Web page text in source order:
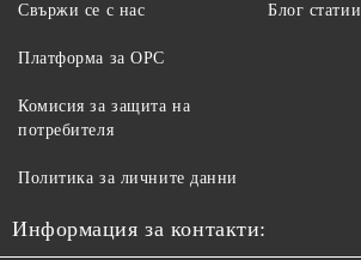
Свържи се с нас Блог статии
Платформа за ОРС
Комисия за защита на
потребителя
Политика за личните данни
Информация за контакти: